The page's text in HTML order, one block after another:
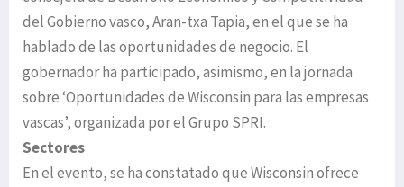
del Gobierno vasco, Aran-txa Tapia, en el que se ha
hablado de las oportunidades de negocio. El
gobernador ha participado, asimismo, en la jornada
sobre ‘Oportunidades de Wisconsin para las empresas
vascas’, organizada por el Grupo SPRI.
Sectores
En el evento, se ha constatado que Wisconsin ofrece